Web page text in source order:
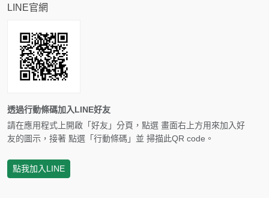
LINE官網
透過行動條碼加入LINE好友
請在應用程式上開啟「好友」分頁，點選 畫面右上方用來加入好
友的圖示，接著 點選「行動條碼」並 掃描此QR code。
點我加入LINE